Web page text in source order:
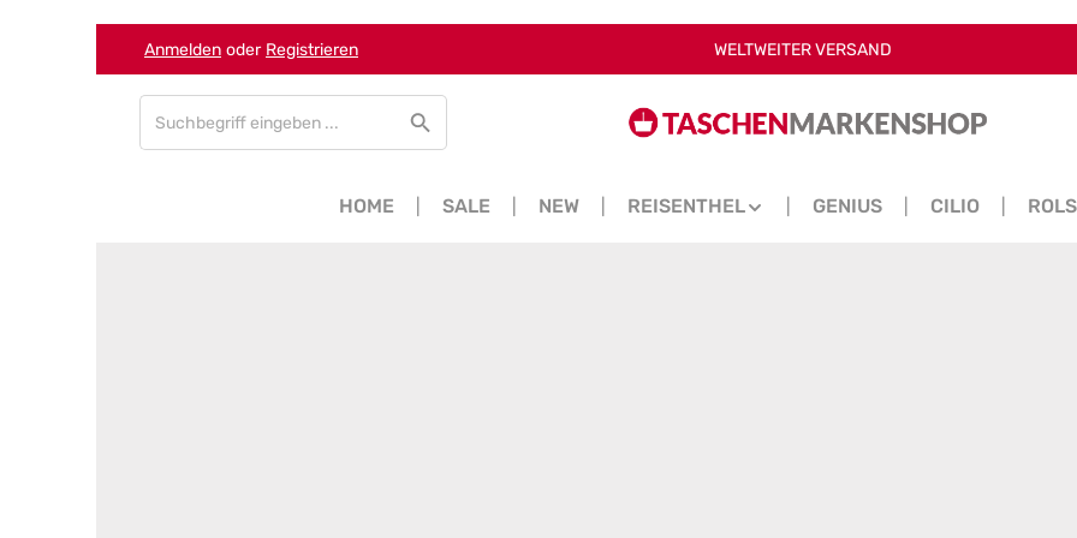
Zum Hauptinhalt springen
Zur Suche springen
Zur Hauptnavigation springen
Anmelden oder Registrieren WELTWEITER VERSAND
HOME SALE NEW REISENTHEL GENIUS CILIO